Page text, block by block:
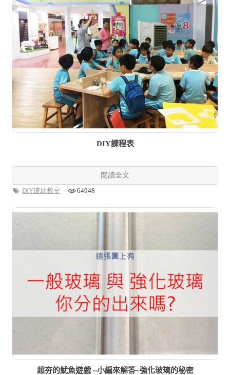
DIY課程表
閱讀全文
DIY玻璃教室
64948
超夯的魷魚遊戲 ~小編來解答~強化玻璃的秘密